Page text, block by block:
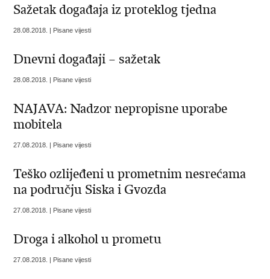
Sažetak događaja iz proteklog tjedna
28.08.2018. | Pisane vijesti
Dnevni događaji – sažetak
28.08.2018. | Pisane vijesti
NAJAVA: Nadzor nepropisne uporabe
mobitela
27.08.2018. | Pisane vijesti
Teško ozlijeđeni u prometnim nesrećama
na području Siska i Gvozda
27.08.2018. | Pisane vijesti
Droga i alkohol u prometu
27.08.2018. | Pisane vijesti